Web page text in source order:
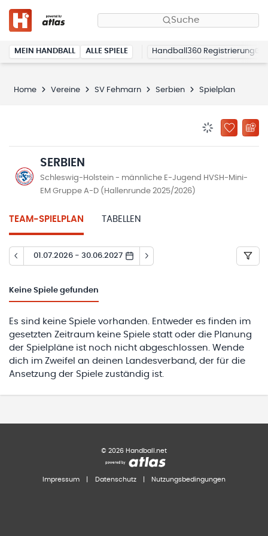
Suche
MEIN HANDBALL ALLE SPIELE Handball360 Registrierung
Home Vereine SV Fehmarn Serbien Spielplan
ZU
SERBIEN
Schleswig-Holstein - männliche E-Jugend HVSH-Mini-
EM Gruppe A-D (Hallenrunde 2025/2026)
TEAM-SPIELPLAN TABELLEN
01.07.2026 - 30.06.2027
Keine Spiele gefunden
Es sind keine Spiele vorhanden. Entweder es finden im
gesetzten Zeitraum keine Spiele statt oder die Planung
der Spielpläne ist noch nicht abgeschlossen. Wende
dich im Zweifel an deinen Landesverband, der für die
Ansetzung der Spiele zuständig ist.
© 2026 Handball.net
Impressum Datenschutz Nutzungsbedingungen